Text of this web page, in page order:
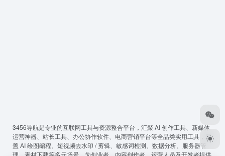
3456导航是专业的互联网工具与资源整合平台，汇聚 AI 创作工具、新媒体
运营神器、站长工具、办公协作软件、电商营销平台等全品类实用工具，覆
盖 AI 绘图编程、短视频去水印 / 剪辑、敏感词检测、数据分析、服务器管
理、素材下载等多元场景，为创业者、内容创作者、运营人员及开发者提供